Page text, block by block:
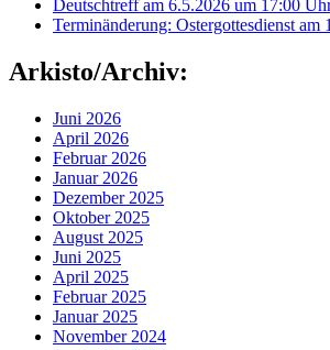
Deutschtreff am 6.5.2026 um 17:00
Terminänderung: Ostergottesdienst
Arkisto/Archiv:
Juni 2026
April 2026
Februar 2026
Januar 2026
Dezember 2025
Oktober 2025
August 2025
Juni 2025
April 2025
Februar 2025
Januar 2025
November 2024